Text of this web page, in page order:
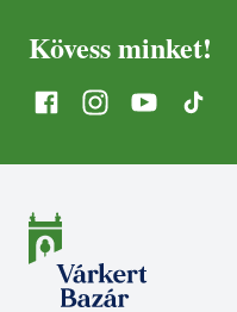
Kövess minket!